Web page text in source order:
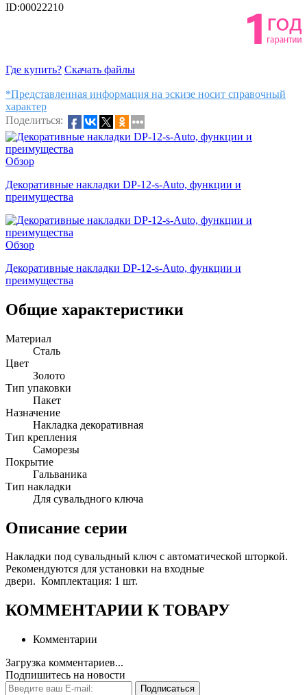
ID:00022210
Где купить? Скачать файлы
*Представленная информация на эскизе носит справочный
характер
Поделиться:
Обзор
Декоративные накладки DP-12-s-Auto, функции и
преимущества
Обзор
Декоративные накладки DP-12-s-Auto, функции и
преимущества
Общие характеристики
Материал
Сталь
Цвет
Золото
Тип упаковки
Пакет
Назначение
Накладка декоративная
Тип крепления
Саморезы
Покрытие
Гальваника
Тип накладки
Для сувальдного ключа
Описание серии
Накладки под сувальдный ключ с автоматической шторкой.
Рекомендуются для установки на входные
двери. Комплектация: 1 шт.
КОММЕНТАРИИ К ТОВАРУ
Комментарии
Загрузка комментариев...
Подпишитесь на новости
Подписаться